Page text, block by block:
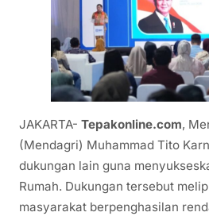
JAKARTA- Tepakonline.com,
(Mendagri) Muhammad Tito
dukungan lain guna
Rumah. Dukungan tersebut
masyarakat berpenghasilan